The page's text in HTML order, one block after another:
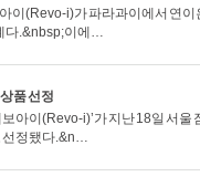
이(Revo-i)가 파라과이에서 연이
다.&nbsp;이에…
품 선정
아이(Revo-i)’가 지난 18일 서
선정됐다.&n…